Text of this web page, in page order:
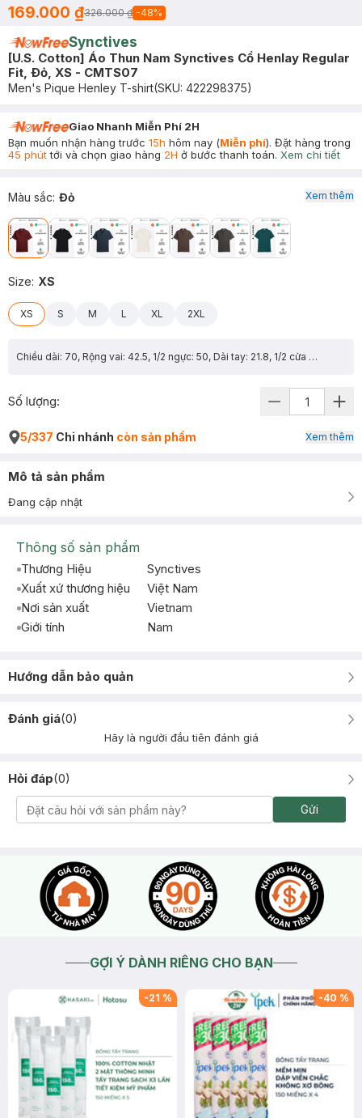
169.000 ₫326.000 ₫ -48%
Synctives
[U.S. Cotton] Áo Thun Nam Synctives Cổ Henlay Regular
Fit, Ðỏ, XS - CMTS07
Men's Pique Henley T-shirt(SKU: 422298375)
Giao Nhanh Miễn Phí 2H
Bạn muốn nhận hàng trước 15h hôm nay (Miễn phí). Đặt hàng trong
45 phúttới và chọn giao hàng 2H ở bước thanh toán. Xem chi tiết
Màu sắc: Đỏ
Size: XS
XS S M L XL 2XL
Chiều dài: 70, Rộng vai: 42.5, 1/2 ngực: 50, Dài tay: 21.8, 1/2 cửa tay: 15.3
Xem thêm
Số lượng:
5/337 Chi nhánh còn sản phẩm Xem thêm
Mô tả sản phẩm
Đang cập nhật
Thông số sản phẩm
Thương Hiệu
Synctives
Xuất xứ thương hiệu
Việt Nam
Nơi sản xuất
Vietnam
Giới tính
Nam
Hướng dẫn bảo quản
Đánh giá(0)
Hãy là người đầu tiên đánh giá
Hỏi đáp(0)
Gửi
GỢI Ý DÀNH RIÊNG CHO BẠN
-21 % -40 %